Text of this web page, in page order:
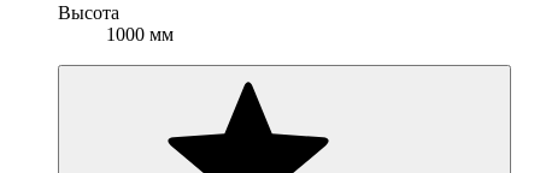
Высота
1000 мм